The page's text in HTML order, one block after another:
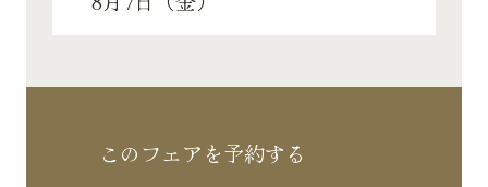
このフェアを予約する